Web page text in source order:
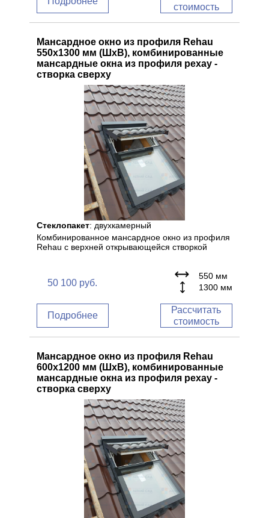
стоимость
Мансардное окно из профиля Rehau
550x1300 мм (ШхВ), комбинированные
мансардные окна из профиля рехау -
створка сверху
Стеклопакет: двухкамерный
Комбинированное мансардное окно из профиля
Rehau с верхней открывающейся створкой
550 мм
1300 мм
50 100 руб.
Подробнее
Рассчитать
стоимость
Мансардное окно из профиля Rehau
600x1200 мм (ШхВ), комбинированные
мансардные окна из профиля рехау -
створка сверху